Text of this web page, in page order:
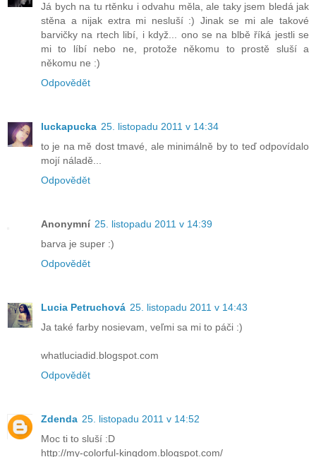
Já bych na tu rtěnku i odvahu měla, ale taky jsem bledá jak
stěna a nijak extra mi nesluší :) Jinak se mi ale takové
barvičky na rtech libí, i když... ono se na blbě říká jestli se
mi to líbí nebo ne, protože někomu to prostě sluší a
někomu ne :)
Odpovědět
luckapucka 25. listopadu 2011 v 14:34
to je na mě dost tmavé, ale minimálně by to teď odpovídalo
mojí náladě...
Odpovědět
Anonymní 25. listopadu 2011 v 14:39
barva je super :)
Odpovědět
Lucia Petruchová 25. listopadu 2011 v 14:43
Ja také farby nosievam, veľmi sa mi to páči :)
whatluciadid.blogspot.com
Odpovědět
Zdenda 25. listopadu 2011 v 14:52
Moc ti to sluší :D
http://my-colorful-kingdom.blogspot.com/